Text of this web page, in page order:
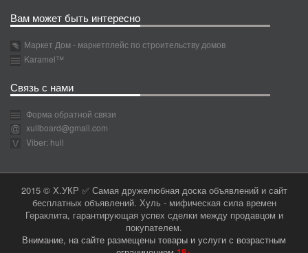
Вам может быть интересно
Маркет Дом - маркетплейс по строительству домов
Karamel™
Связь с нами
Форма обратной связи
xullboard@gmail.com
Viber: hull
2015 © Х.УКР ✅ Самая дружелюбная доска объявлений и сайт
бесплатных объявлений. Хуль - мифическая сила времен
Гераклита, гарантирующая успех сделки между продавцом и
покупателем.
Внимание, на сайте размещены товары и услуги с возрастным